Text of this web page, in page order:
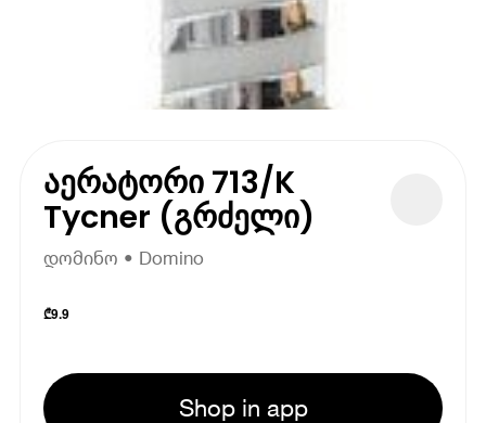
აერატორი 713/K
Tycner (გრძელი)
დომინო • Domino
₾9.9
Shop in app